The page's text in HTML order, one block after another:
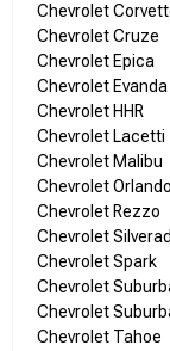
Chevrolet
Chevrolet Cruze
Chevrolet Epica
Chevrolet Evanda
Chevrolet HHR
Chevrolet Lacetti
Chevrolet Malibu
Chevrolet Orlando
Chevrolet Rezzo
Chevrolet
Chevrolet Spark
Chevrolet
Chevrolet
Chevrolet Tahoe